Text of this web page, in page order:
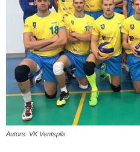
Autors: VK Ventspils